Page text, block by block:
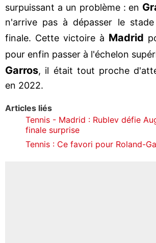
surpuissant a un problème : en
n'arrive pas à dépasser le
finale. Cette victoire à Madrid
pour enfin passer à l'échelon
Garros, il était tout proche
en 2022.
Articles liés
Tennis - Madrid : Rublev défie
finale surprise
Tennis : Ce favori pour Roland-